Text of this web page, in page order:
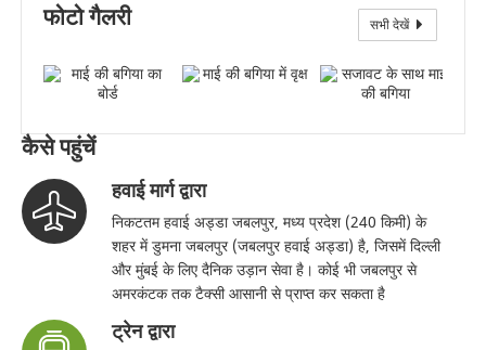
फोटो गैलरी सभी देखें
कैसे पहुंचें
हवाई मार्ग द्वारा
निकटतम हवाई अड्डा जबलपुर, मध्य प्रदेश (240 किमी) के
शहर में डुमना जबलपुर (जबलपुर हवाई अड्डा) है, जिसमें दिल्ली
और मुंबई के लिए दैनिक उड़ान सेवा है। कोई भी जबलपुर से
अमरकंटक तक टैक्सी आसानी से प्राप्त कर सकता है
ट्रेन द्वारा